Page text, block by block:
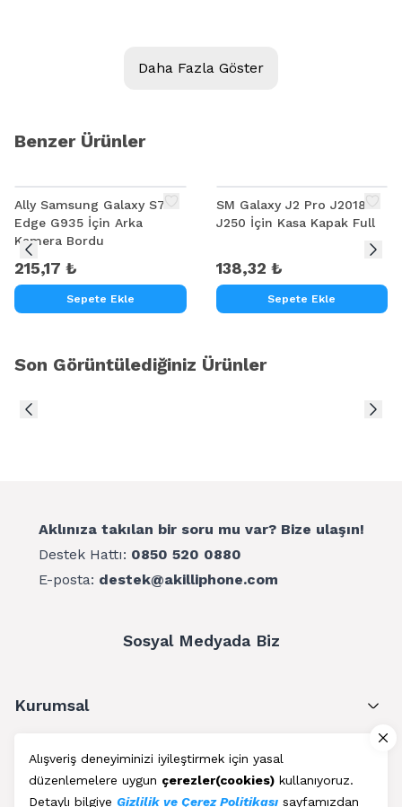
Alışveriş deneyiminizi iyileştirmek için yasal
düzenlemelere uygun çerezler(cookies) kullanıyoruz.
Detaylı bilgiye Gizlilik ve Çerez Politikası sayfamızdan
Daha Fazla Göster
Benzer Ürünler
Ally Samsung Galaxy S7
Edge G935 İçin Arka
Kamera Bordu
215,17 ₺
Sepete Ekle
SM Galaxy J2 Pro J2018
J250 İçin Kasa Kapak Full
138,32 ₺
Sepete Ekle
Son Görüntülediğiniz Ürünler
Aklınıza takılan bir soru mu var? Bize ulaşın!
Destek Hattı: 0850 520 0880
E-posta: destek@akilliphone.com
Sosyal Medyada Biz
Kurumsal
Müşteri Hizmetleri
Üyelik